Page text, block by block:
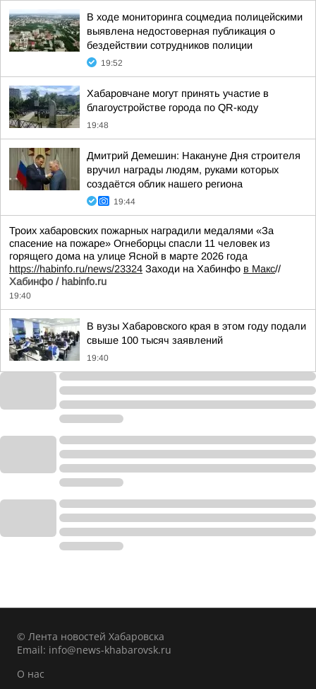
В ходе мониторинга соцмедиа полицейскими
выявлена недостоверная публикация о
бездействии сотрудников полиции
19:52
Хабаровчане могут принять участие в
благоустройстве города по QR-коду
19:48
Дмитрий Демешин: Накануне Дня строителя
вручил награды людям, руками которых
создаётся облик нашего региона
19:44
Троих хабаровских пожарных наградили медалями «За
спасение на пожаре» Огнеборцы спасли 11 человек из
горящего дома на улице Ясной в марте 2026 года
https://habinfo.ru/news/23324 Заходи на Хабинфо в Макс//
Хабинфо / habinfo.ru
19:40
В вузы Хабаровского края в этом году подали
свыше 100 тысяч заявлений
19:40
© Лента новостей Хабаровска
Email: info@news-khabarovsk.ru
О нас